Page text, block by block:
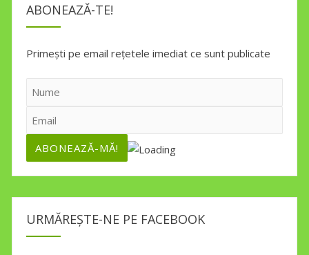
ABONEAZĂ-TE!
Primești pe email rețetele imediat ce sunt publicate
URMĂREȘTE-NE PE FACEBOOK